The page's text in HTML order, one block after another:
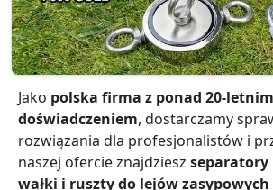
Jako polska firma z ponad 20-letnim
doświadczeniem, dostarczamy
rozwiązania dla profesjonalistów i
naszej ofercie znajdziesz separatory
wałki i ruszty do lejów zasypowych